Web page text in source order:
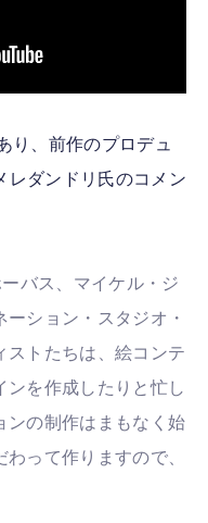
り、前作のプロデュ
レダンドリ氏のコメン
バス、マイケル・ジ
ション・スタジオ・
ストたちは、絵コンテ
ンを作成したりと忙し
ンの制作はまもなく始
って作りますので、